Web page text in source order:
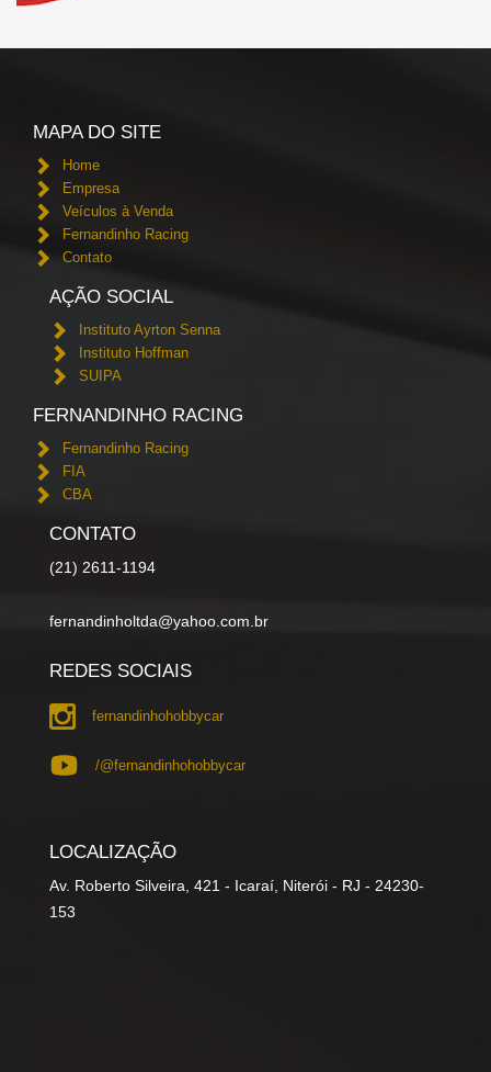
MAPA DO SITE
Home
Empresa
Veículos à Venda
Fernandinho Racing
Contato
AÇÃO SOCIAL
Instituto Ayrton Senna
Instituto Hoffman
SUIPA
FERNANDINHO RACING
Fernandinho Racing
FIA
CBA
CONTATO
(21) 2611-1194
fernandinholtda@yahoo.com.br
REDES SOCIAIS
fernandinhohobbycar
/@fernandinhohobbycar
LOCALIZAÇÃO
Av. Roberto Silveira, 421 - Icaraí, Niterói - RJ - 24230-
153